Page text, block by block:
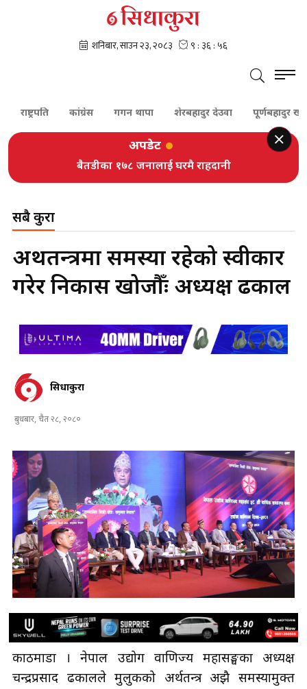
कांग्रेस गगन थापा शेरबहादुर देउवा पूर्णबहादुर खड्का
अपडेट
बैतडीका १७८ जनालाई घरमै राहदानी
सबै कुरा
अर्थतन्त्रमा समस्या रहेको स्वीकार
गरेर निकास खोजौँः अध्यक्ष ढकाल
सिधाकुरा
बुधबार, चैत २८, २०८०
काठमाडौँ । नेपाल उद्योग वाणिज्य महासङ्घका अध्यक्ष
चन्द्रप्रसाद ढकालले मुलुकको अर्थतन्त्र अझै समस्यामुक्त